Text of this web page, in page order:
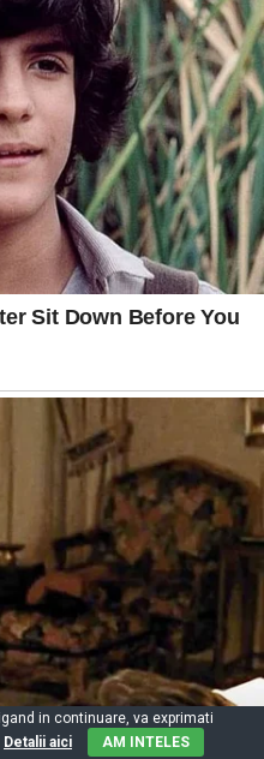
in continuare, va exprimati
Detalii aici AM INTELES